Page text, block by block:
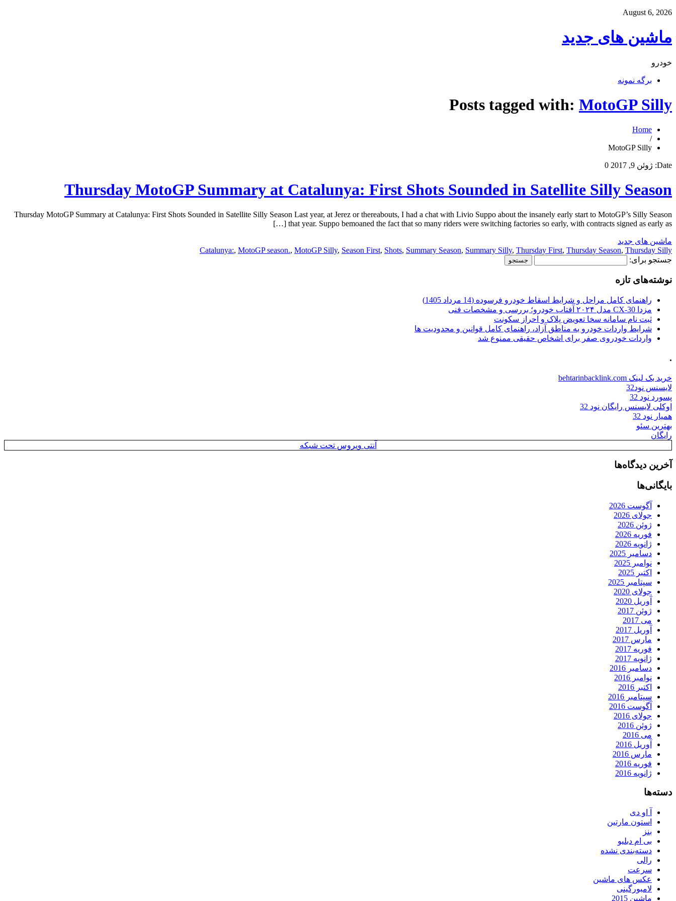
August 6, 2026
ماشین های جدید
خودرو
برگه نمونه
Posts tagged with: MotoGP Silly
Home
/
MotoGP Silly
Date: ژوئن 9, 2017 0
Thursday MotoGP Summary at Catalunya: First Shots Sounded in Satellite Silly Season
Thursday MotoGP Summary at Catalunya: First Shots Sounded in Satellite Silly Season Last year, at Jerez or thereabouts, I had a chat with Livio Suppo about the insanely early start to MotoGP’s Silly Season
that year. Suppo bemoaned the fact that so many riders were switching factories so early, with contracts signed as early as […]
ماشین های جدید
Catalunya:, MotoGP season., MotoGP Silly, Season First, Shots, Summary Season, Summary Silly, Thursday First, Thursday Season, Thursday Silly
جستجو برای:
نوشته‌های تازه
راهنمای کامل مراحل و شرایط اسقاط خودرو فرسوده (14 مرداد 1405)
مزدا CX-30 مدل ۲۰۲۴ آفتاب خودرو؛ بررسی و مشخصات فنی
ثبت نام سامانه سخا تعویض پلاک و احراز سکونت
شرایط واردات خودرو به مناطق آزاد، راهنمای کامل قوانین و محدودیت ها
واردات خودروی صفر برای اشخاص حقیقی ممنوع شد
.
خرید بک لینک behtarinbacklink.com
لایسنس نود32
پسورد نود 32
اوکلی لایسنس رایگان نود 32
همیار نود 32
بهترین سئو
رایگان
آنتی ویروس تحت شبکه
آخرین دیدگاه‌ها
بایگانی‌ها
آگوست 2026
جولای 2026
ژوئن 2026
فوریه 2026
ژانویه 2026
دسامبر 2025
نوامبر 2025
اکتبر 2025
سپتامبر 2025
جولای 2020
آوریل 2020
ژوئن 2017
می 2017
آوریل 2017
مارس 2017
فوریه 2017
ژانویه 2017
دسامبر 2016
نوامبر 2016
اکتبر 2016
سپتامبر 2016
آگوست 2016
جولای 2016
ژوئن 2016
می 2016
آوریل 2016
مارس 2016
فوریه 2016
ژانویه 2016
دسته‌ها
آ او دی
استون مارتین
بنز
بی ام دبلیو
دسته‌بندی نشده
رالی
سرعت
عکس های ماشین
لامبورگینی
ماشین 2015